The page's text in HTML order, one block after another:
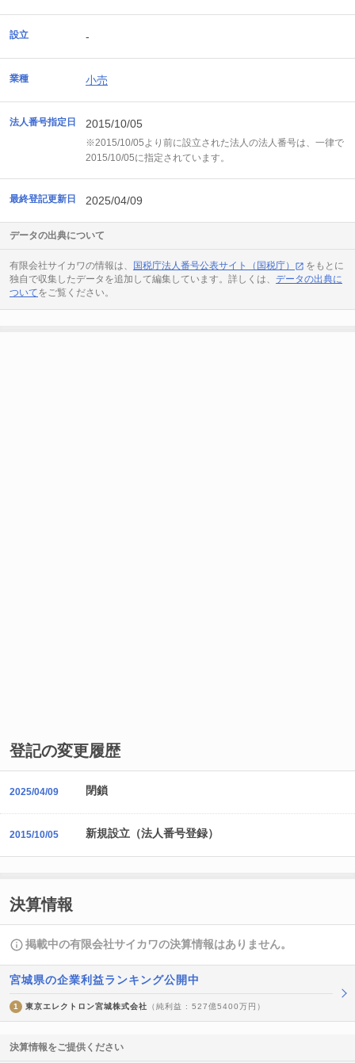
設立 -
業種 小売
法人番号指定日 2015/10/05
※2015/10/05より前に設立された法人の法人番号は、一律で
2015/10/05に指定されています。
最終登記更新日 2025/04/09
データの出典について
有限会社サイカワの情報は、 国税庁法人番号公表サイト（国税庁）
をもとに
独自で収集したデータを追加して編集しています。詳しくは、 データの出典に
ついてをご覧ください。
登記の変更履歴
2025/04/09 閉鎖
2015/10/05 新規設立（法人番号登録）
決算情報
掲載中の有限会社サイカワの決算情報はありません。
宮城県の企業利益ランキング公開中
1 東京エレクトロン宮城株式会社 （純利益 : 527億5400万円）
決算情報をご提供ください